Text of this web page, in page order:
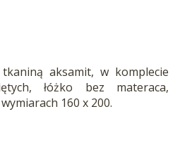
aksamit, w komplecie
łóżko bez materaca,
160 x 200.